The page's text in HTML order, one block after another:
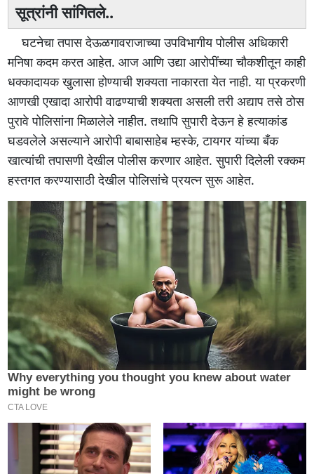
सूत्रांनी सांगितले..
घटनेचा तपास देऊळगावराजाच्या उपविभागीय पोलीस अधिकारी
मनिषा कदम करत आहेत. आज आणि उद्या आरोपींच्या चौकशीतून काही
धक्कादायक खुलासा होण्याची शक्यता नाकारता येत नाही. या प्रकरणी
आणखी एखादा आरोपी वाढण्याची शक्यता असली तरी अद्याप तसे ठोस
पुरावे पोलिसांना मिळालेले नाहीत. तथापि सुपारी देऊन हे हत्याकांड
घडवलेले असल्याने आरोपी बाबासाहेब म्हस्के, टायगर यांच्या बँक
खात्यांची तपासणी देखील पोलीस करणार आहेत. सुपारी दिलेली रक्कम
हस्तगत करण्यासाठी देखील पोलिसांचे प्रयत्न सुरू आहेत.